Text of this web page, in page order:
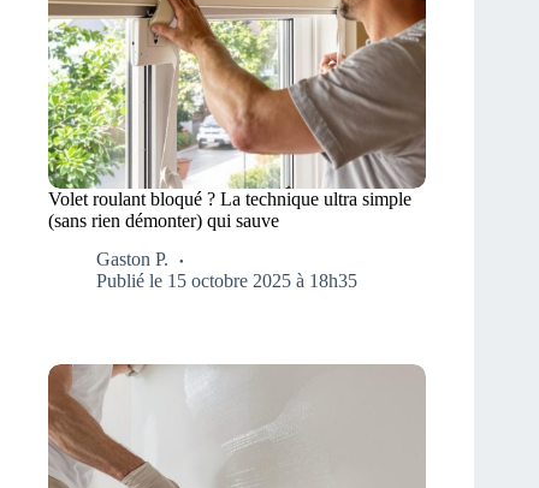
Volet roulant bloqué ? La technique ultra simple
(sans rien démonter) qui sauve
Gaston P.
Publié le 15 octobre 2025 à 18h35